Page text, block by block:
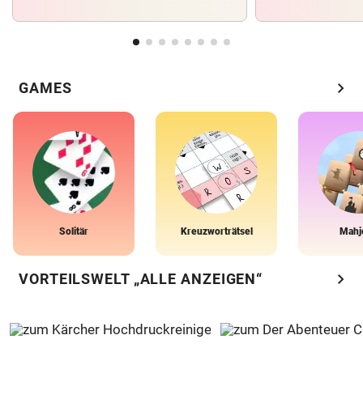
GAMES chevron_right
Solitär Kreuzworträtsel
VORTEILSWELT „ALLE ANZEIGEN“ chevron_right